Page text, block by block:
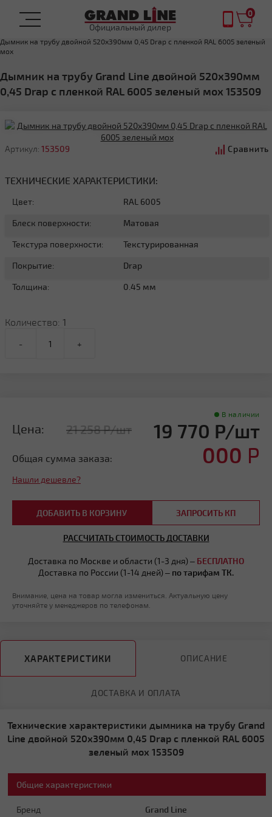
Официальный дилер
0
Дымник на трубу
Дымник на трубу двойной 520х390мм 0,45 Drap с пленкой RAL 6005 зеленый
мох
Дымник на трубу Grand Line двойной 520х390мм
0,45 Drap с пленкой RAL 6005 зеленый мох 153509
Артикул: 153509 Сравнить
ТЕХНИЧЕСКИЕ ХАРАКТЕРИСТИКИ:
Цвет: RAL 6005
Блеск поверхности: Матовая
Текстура поверхности: Текстурированная
Покрытие: Drap
Толщина: 0.45 мм
Количество: 1
- +
В наличии
Цена: 21 258 Р/шт 19 770 Р/шт
Общая сумма заказа: 000 Р
Нашли дешевле?
ДОБАВИТЬ В КОРЗИНУ ЗАПРОСИТЬ КП
РАССЧИТАТЬ СТОИМОСТЬ ДОСТАВКИ
Доставка по Москве и области (1-3 дня) – БЕСПЛАТНО
Доставка по России (1-14 дней) – по тарифам ТК.
Внимание, цена на товар могла измениться. Актуальную цену
уточняйте у менеджеров по телефонам.
ХАРАКТЕРИСТИКИ ОПИСАНИЕ
ДОСТАВКА И ОПЛАТА
Технические характеристики дымника на трубу Grand
Line двойной 520х390мм 0,45 Drap с пленкой RAL 6005
зеленый мох 153509
Общие характеристики
Бренд Grand Line